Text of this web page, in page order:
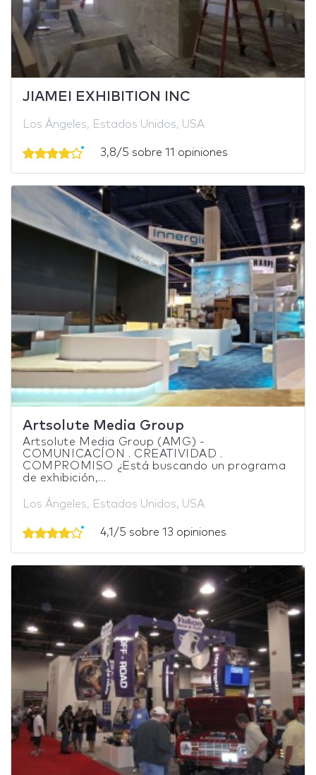
JIAMEI EXHIBITION INC
Los Ángeles, Estados Unidos, USA
3,8/5 sobre 11 opiniones
Artsolute Media Group
Artsolute Media Group (AMG) -
COMUNICACÍON . CREATIVIDAD .
COMPROMISO ¿Está buscando un programa
de exhibición,...
Los Ángeles, Estados Unidos, USA
4,1/5 sobre 13 opiniones